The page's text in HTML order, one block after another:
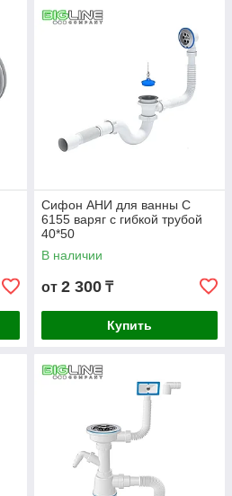
Сифон АНИ для ванны С
6155 варяг с гибкой трубой
40*50
В наличии
от 2 300 ₸
Купить